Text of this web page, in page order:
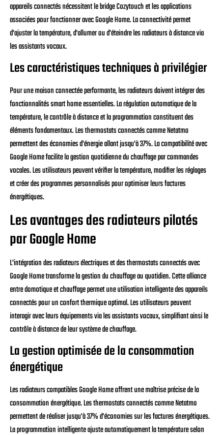
appareils connectés nécessitent le bridge Cozytouch et les applications
associées pour fonctionner avec Google Home. La connectivité permet
d'ajuster la température, d'allumer ou d'éteindre les radiateurs à distance via
les assistants vocaux.
Les caractéristiques techniques à privilégier
Pour une maison connectée performante, les radiateurs doivent intégrer des
fonctionnalités smart home essentielles. La régulation automatique de la
température, le contrôle à distance et la programmation constituent des
éléments fondamentaux. Les thermostats connectés comme Netatmo
permettent des économies d'énergie allant jusqu'à 37%. La compatibilité avec
Google Home facilite la gestion quotidienne du chauffage par commandes
vocales. Les utilisateurs peuvent vérifier la température, modifier les réglages
et créer des programmes personnalisés pour optimiser leurs factures
énergétiques.
Les avantages des radiateurs pilotés
par Google Home
L'intégration des radiateurs électriques et des thermostats connectés avec
Google Home transforme la gestion du chauffage au quotidien. Cette alliance
entre domotique et chauffage permet une utilisation intelligente des appareils
connectés pour un confort thermique optimal. Les utilisateurs peuvent
interagir avec leurs équipements via les assistants vocaux, simplifiant ainsi le
contrôle à distance de leur système de chauffage.
La gestion optimisée de la consommation
énergétique
Les radiateurs compatibles Google Home offrent une maîtrise précise de la
consommation énergétique. Les thermostats connectés comme Netatmo
permettent de réaliser jusqu'à 37% d'économies sur les factures énergétiques.
La programmation intelligente ajuste automatiquement la température selon